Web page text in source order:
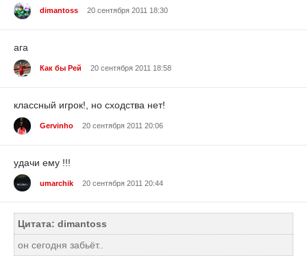
dimantoss 20 сентября 2011 18:30
ага
Как бы Рей 20 сентября 2011 18:58
классный игрок!, но сходства нет!
Gervinho 20 сентября 2011 20:06
удачи ему !!!
umarchik 20 сентября 2011 20:44
Цитата: dimantoss
он сегодня забьёт..